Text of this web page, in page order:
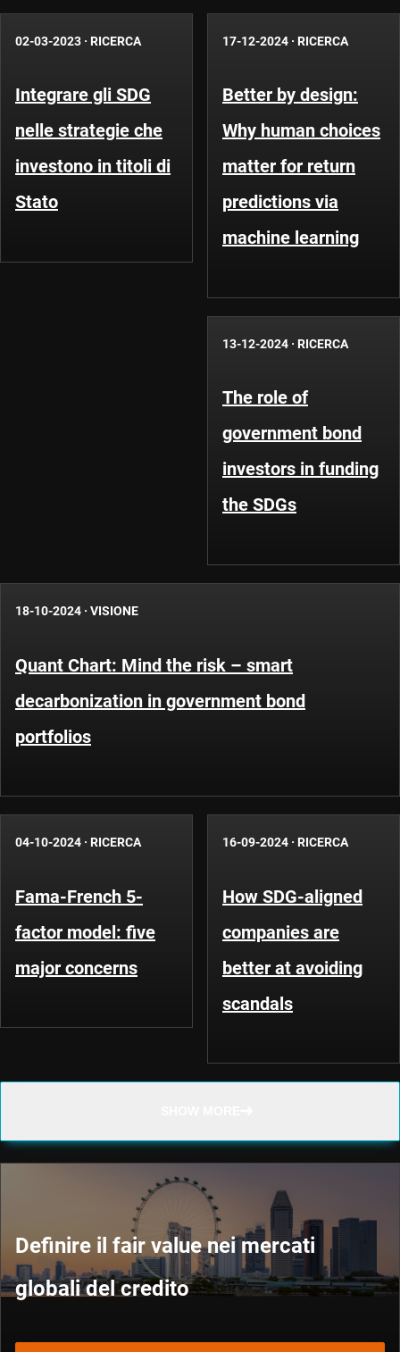
02-03-2023 · RICERCA
Integrare gli SDG
nelle strategie che
investono in titoli di
Stato
17-12-2024 · RICERCA
Better by design:
Why human choices
matter for return
predictions via
machine learning
13-12-2024 · RICERCA
The role of
government bond
investors in funding
the SDGs
18-10-2024 · VISIONE
Quant Chart: Mind the risk – smart
decarbonization in government bond
portfolios
04-10-2024 · RICERCA
Fama-French 5-
factor model: five
major concerns
16-09-2024 · RICERCA
How SDG-aligned
companies are
better at avoiding
scandals
Definire il fair value nei mercati
globali del credito